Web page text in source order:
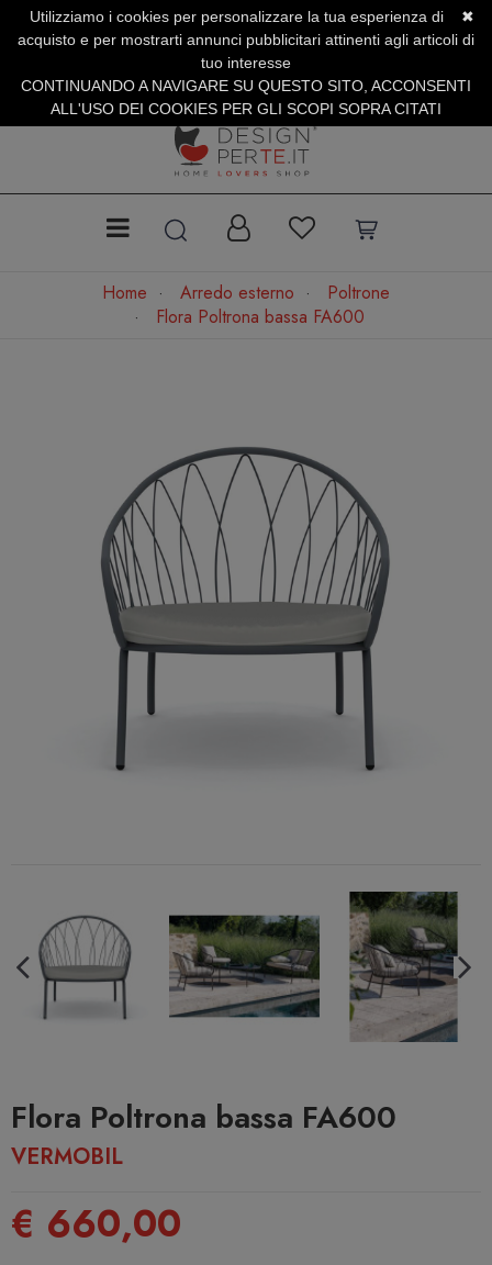
SERVIZIO CLIENTI +39.0773.470.562
SUMMER SALES | Fino al 31 Agosto
Home Arredo esterno
Poltrone
Flora Poltrona bassa FA600
Flora Poltrona bassa FA600
VERMOBIL
€ 660,00
✖
Utilizziamo i cookies per personalizzare la tua esperienza di
acquisto e per mostrarti annunci pubblicitari attinenti agli articoli di
tuo interesse
CONTINUANDO A NAVIGARE SU QUESTO SITO, ACCONSENTI
ALL'USO DEI COOKIES PER GLI SCOPI SOPRA CITATI